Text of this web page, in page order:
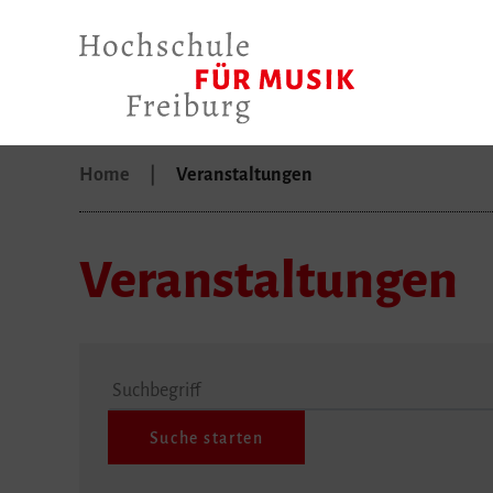
Home Veranstaltungen
Veranstaltungen
Suchbegriff